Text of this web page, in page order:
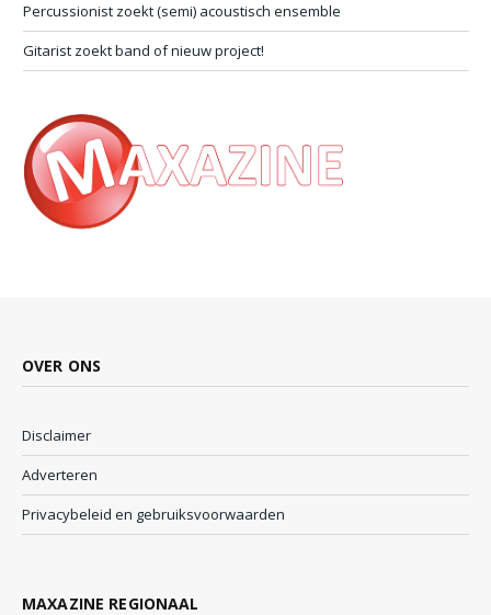
Percussionist zoekt (semi) acoustisch ensemble
Gitarist zoekt band of nieuw project!
OVER ONS
Disclaimer
Adverteren
Privacybeleid en gebruiksvoorwaarden
MAXAZINE REGIONAAL